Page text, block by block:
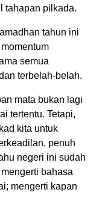
tahapan pilkada.
tahun ini
semua
terbelah-belah.
mata bukan lagi
tertentu. Tetapi,
kita untuk
penuh
negeri ini sudah
bahasa
mengerti kapan